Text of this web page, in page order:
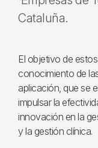
Cataluña.
El objetivo de
conocimiento de
aplicación, que se
impulsar la
innovación en la
y la gestión clínica.